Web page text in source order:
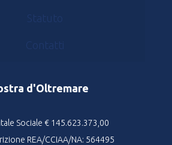
Statuto
Contatti
d'Oltremare
Sociale € 145.623.373,00
REA/CCIAA/NA: 564495